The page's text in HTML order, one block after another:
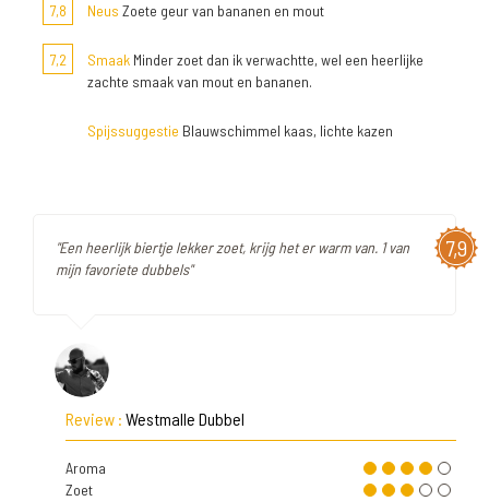
7,8 Neus Zoete geur van bananen en mout
7,2 Smaak Minder zoet dan ik verwachtte, wel een heerlijke
zachte smaak van mout en bananen.
Spijssuggestie Blauwschimmel kaas, lichte kazen
7,9
"Een heerlijk biertje lekker zoet, krijg het er warm van. 1 van
mijn favoriete dubbels"
Review : Westmalle Dubbel
Aroma
Zoet